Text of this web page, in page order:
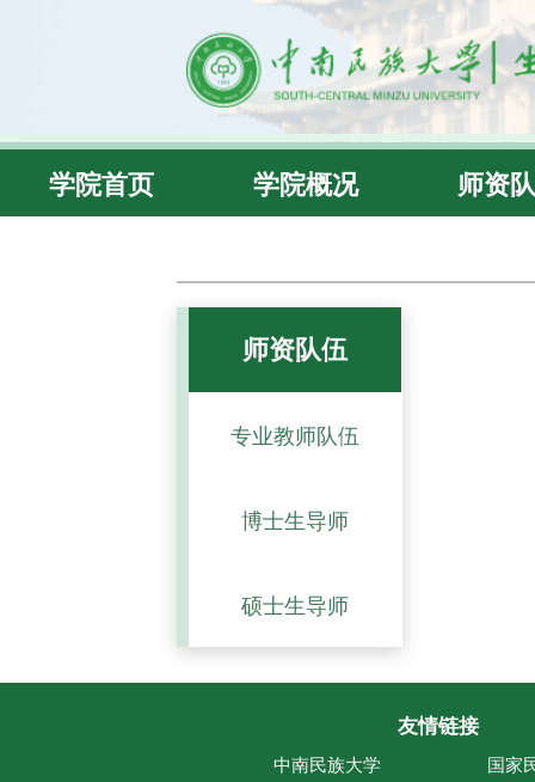
学院首页 学院概况 师资
师资队伍
专业教师队伍
博士生导师
硕士生导师
友情链接
中南民族大学
国家